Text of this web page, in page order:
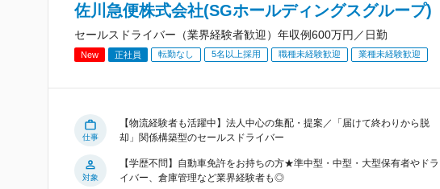
佐川急便株式会社(SGホールディングスグループ)
セールスドライバー（業界経験者歓迎）年収例600万円／日勤
New 正社員 転勤なし 5名以上採用 職種未経験歓迎 業種未経験歓迎
仕事
【物流経験者も活躍中】法人中心の集配・提案／「届けて終わりから脱
却」関係構築型のセールスドライバー
対象
【学歴不問】自動車免許をお持ちの方★準中型・中型・大型保有者やドラ
イバー、倉庫管理など業界経験者も◎